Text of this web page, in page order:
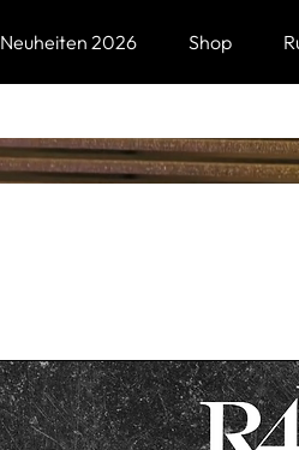
Neuheiten 2026 Shop